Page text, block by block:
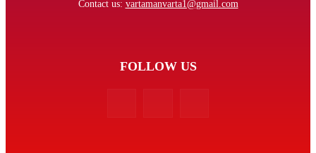
Contact us: vartamanvarta1@gmail.com
FOLLOW US